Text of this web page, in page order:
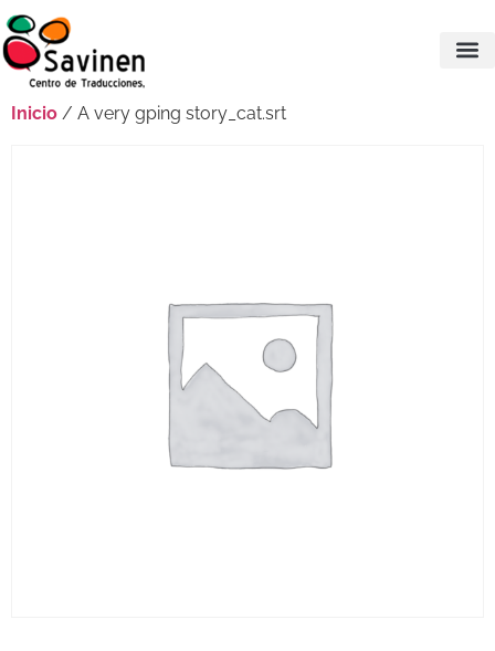
Inicio / A very gping story_cat.srt